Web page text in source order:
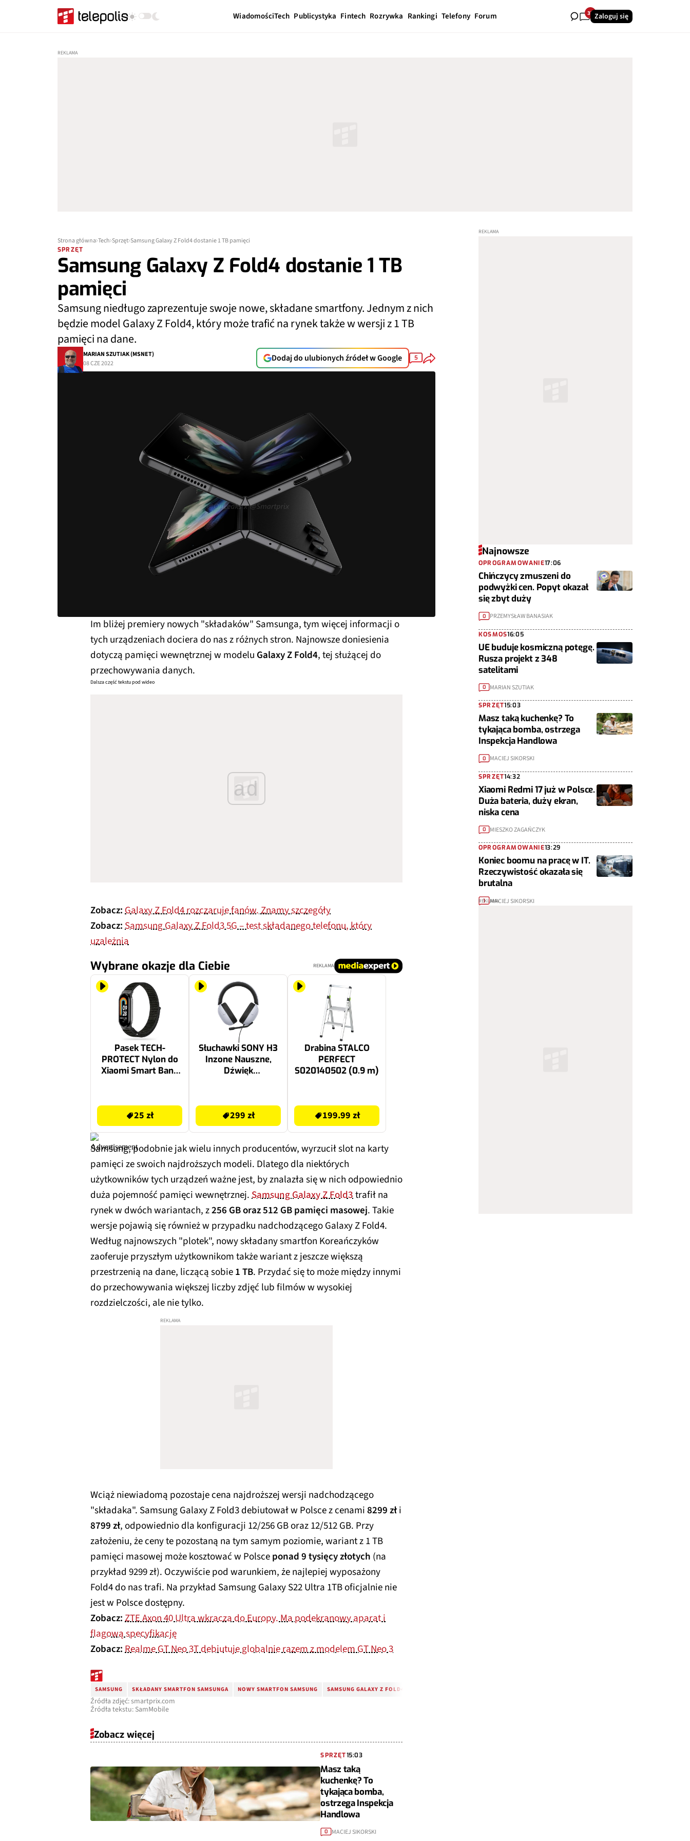
WiadomościTech Publicystyka Fintech Rozrywka Rankingi Telefony Forum 37Zaloguj się
Strona główna Tech Sprzęt Samsung Galaxy Z Fold4 dostanie 1 TB pamięci
SPRZĘT
Samsung Galaxy Z Fold4 dostanie 1 TB
pamięci
Samsung niedługo zaprezentuje swoje nowe, składane smartfony. Jednym z nich
będzie model Galaxy Z Fold4, który może trafić na rynek także w wersji z 1 TB
pamięci na dane.
MARIAN SZUTIAK (MSNET)
08 CZE 2022
Dodaj do ulubionych źródeł w Google 5
Im bliżej premiery nowych "składaków" Samsunga, tym więcej informacji o
tych urządzeniach dociera do nas z różnych stron. Najnowsze doniesienia
dotyczą pamięci wewnętrznej w modelu Galaxy Z Fold4, tej służącej do
przechowywania danych.
Dalsza część tekstu pod wideo
ad
Zobacz:Galaxy Z Fold4 rozczaruje fanów. Znamy szczegóły
Zobacz:Samsung Galaxy Z Fold3 5G – test składanego telefonu, który
uzależnia
Wybrane okazje dla Ciebie REKLAMA
Pasek TECH-
PROTECT Nylon do
Xiaomi Smart Band
25 zł
Słuchawki SONY H3
Inzone Nauszne,
Dźwięk
299 zł
Drabina STALCO
PERFECT
S020140502 (0.9 m)
199.99 zł
Samsung, podobnie jak wielu innych producentów, wyrzucił slot na karty
pamięci ze swoich najdroższych modeli. Dlatego dla niektórych
użytkowników tych urządzeń ważne jest, by znalazła się w nich odpowiednio
duża pojemność pamięci wewnętrznej.Samsung Galaxy Z Fold3trafił na
rynek w dwóch wariantach, z256 GB oraz 512 GB pamięci masowej. Takie
wersje pojawią się również w przypadku nadchodzącego Galaxy Z Fold4.
Według najnowszych "plotek", nowy składany smartfon Koreańczyków
zaoferuje przyszłym użytkownikom także wariant z jeszcze większą
przestrzenią na dane, liczącą sobie1 TB. Przydać się to może między innymi
do przechowywania większej liczby zdjęć lub filmów w wysokiej
rozdzielczości, ale nie tylko.
Wciąż niewiadomą pozostaje cena najdroższej wersji nadchodzącego
"składaka". Samsung Galaxy Z Fold3 debiutował w Polsce z cenami8299 złi
8799 zł, odpowiednio dla konfiguracji 12/256 GB oraz 12/512 GB. Przy
założeniu, że ceny te pozostaną na tym samym poziomie, wariant z 1 TB
pamięci masowej może kosztować w Polsceponad 9 tysięcy złotych (na
przykład 9299 zł). Oczywiście pod warunkiem, że najlepiej wyposażony
Fold4 do nas trafi. Na przykład Samsung Galaxy S22 Ultra 1TB oficjalnie nie
jest w Polsce dostępny.
Zobacz:ZTE Axon 40 Ultra wkracza do Europy. Ma podekranowy aparat i
flagową specyfikację
Zobacz:Realme GT Neo 3T debiutuje globalnie razem z modelem GT Neo 3
SAMSUNG SKŁADANY SMARTFON SAMSUNGA NOWY SMARTFON SAMSUNG SAMSUNG GALAXY Z FOLD4
Źródła zdjęć: smartprix.com
Źródła tekstu: SamMobile
Zobacz więcej
SPRZĘT15:03
Masz taką
kuchenkę? To
tykająca bomba,
ostrzega Inspekcja
Handlowa
0 MACIEJ SIKORSKI
Najnowsze
OPROGRAMOWANIE17:06
Chińczycy zmuszeni do
podwyżki cen. Popyt okazał
się zbyt duży
0 PRZEMYSŁAW BANASIAK
KOSMOS16:05
UE buduje kosmiczną potęgę.
Rusza projekt z 348
satelitami
0 MARIAN SZUTIAK
SPRZĘT15:03
Masz taką kuchenkę? To
tykająca bomba, ostrzega
Inspekcja Handlowa
0 MACIEJ SIKORSKI
SPRZĘT14:32
Xiaomi Redmi 17 już w Polsce.
Duża bateria, duży ekran,
niska cena
0 MIESZKO ZAGAŃCZYK
OPROGRAMOWANIE13:29
Koniec boomu na pracę w IT.
Rzeczywistość okazała się
brutalna
1 MACIEJ SIKORSKI